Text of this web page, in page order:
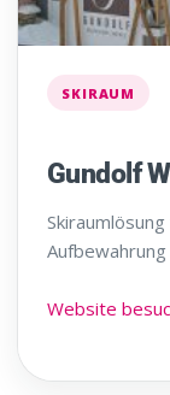
SKIRAUM
Gundolf
Website